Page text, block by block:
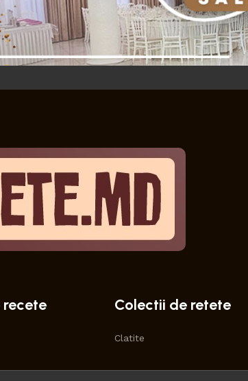
Colectii de retete
Clatite